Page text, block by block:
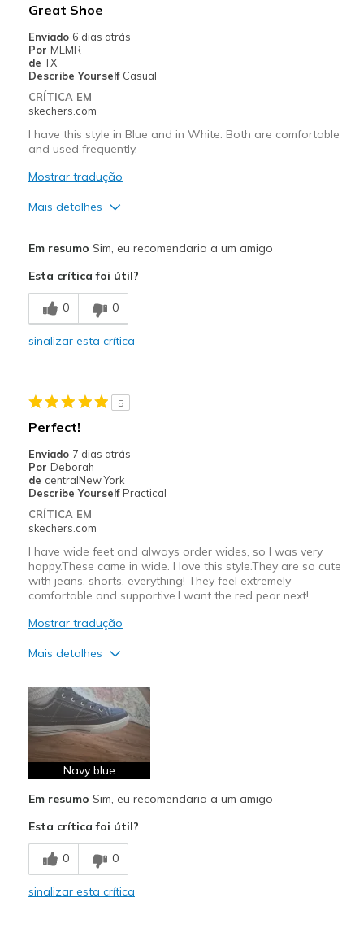
Width
Sizing
Feels true to size
View On Shoes
Great Shoe
Enviado 6 dias atrás
Por MEMR
de TX
Describe Yourself Casual
CRÍTICA EM
skechers.com
I have this style in Blue and in White. Both are comfortable
and used frequently.
Mostrar tradução
Mais detalhes
Durable
Stylish
Travel
Width
Sizing
View On Shoes
Shoes are for Wearing
Em resumo Sim, eu recomendaria a um amigo
Esta crítica foi útil?
0 0
sinalizar esta crítica
5
Perfect!
Enviado 7 dias atrás
Por Deborah
de centralNew York
Describe Yourself Practical
CRÍTICA EM
skechers.com
I have wide feet and always order wides, so I was very
happy.These came in wide. I love this style.They are so cute
with jeans, shorts, everything! They feel extremely
comfortable and supportive.I want the red pear next!
Mostrar tradução
Mais detalhes
Attractive Design
Comfortable
Durable
Stylish
Contras
Need Break In
Melhores utilizações
Navy blue
Em resumo Sim, eu recomendaria a um amigo
Esta crítica foi útil?
0 0
sinalizar esta crítica